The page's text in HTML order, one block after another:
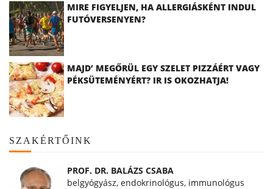
MIRE FIGYELJEN, HA ALLERGIÁSKÉNT INDUL
FUTÓVERSENYEN?
MAJD’ MEGŐRÜL EGY SZELET PIZZÁÉRT VAGY
PÉKSÜTEMÉNYÉRT? IR IS OKOZHATJA!
SZAKÉRTŐINK
PROF. DR. BALÁZS CSABA
belgyógyász, endokrinológus, immunológus